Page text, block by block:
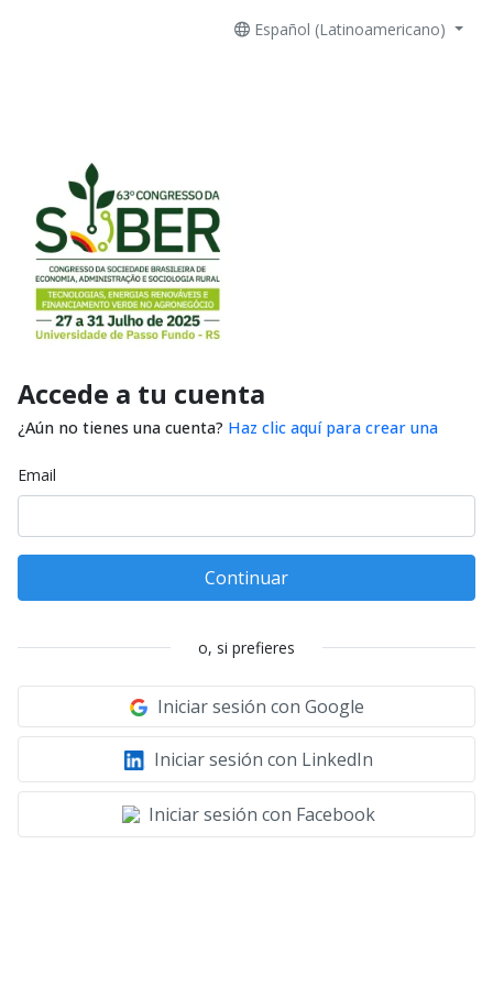
Español (Latinoamericano)
Accede a tu cuenta
¿Aún no tienes una cuenta? Haz clic aquí para crear una
Email
Continuar
o, si prefieres
Iniciar sesión con Google
Iniciar sesión con LinkedIn
Iniciar sesión con Facebook